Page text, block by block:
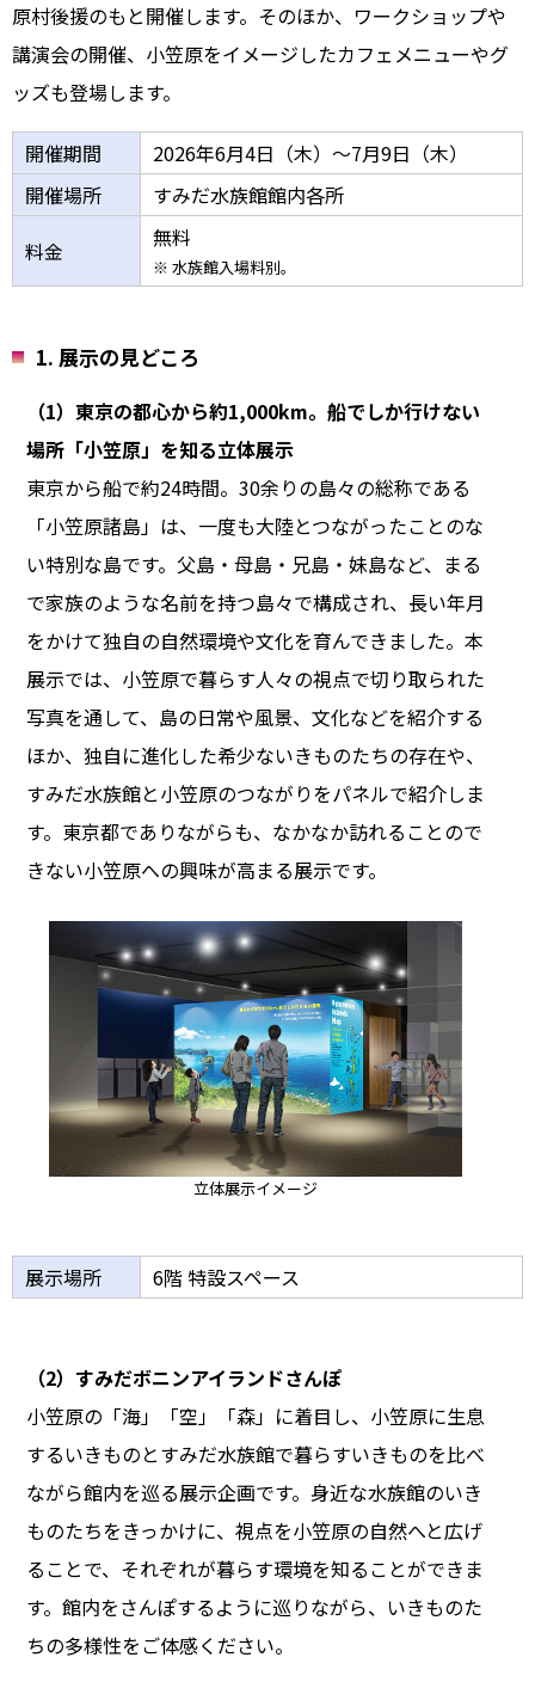
原村後援のもと開催します。そのほか、ワークショップや
講演会の開催、小笠原をイメージしたカフェメニューやグ
ッズも登場します。
開催期間
2026年6月4日（木）～7月9日（木）
開催場所
すみだ水族館館内各所
料金
無料
※ 水族館入場料別。
1. 展示の見どころ
（1）東京の都心から約1,000km。船でしか行けない
場所「小笠原」を知る立体展示
東京から船で約24時間。30余りの島々の総称である
「小笠原諸島」は、一度も大陸とつながったことのな
い特別な島です。父島・母島・兄島・妹島など、まる
で家族のような名前を持つ島々で構成され、長い年月
をかけて独自の自然環境や文化を育んできました。本
展示では、小笠原で暮らす人々の視点で切り取られた
写真を通して、島の日常や風景、文化などを紹介する
ほか、独自に進化した希少ないきものたちの存在や、
すみだ水族館と小笠原のつながりをパネルで紹介しま
す。東京都でありながらも、なかなか訪れることので
きない小笠原への興味が高まる展示です。
立体展示イメージ
展示場所 6階 特設スペース
（2）すみだボニンアイランドさんぽ
小笠原の「海」「空」「森」に着目し、小笠原に生息
するいきものとすみだ水族館で暮らすいきものを比べ
ながら館内を巡る展示企画です。身近な水族館のいき
ものたちをきっかけに、視点を小笠原の自然へと広げ
ることで、それぞれが暮らす環境を知ることができま
す。館内をさんぽするように巡りながら、いきものた
ちの多様性をご体感ください。